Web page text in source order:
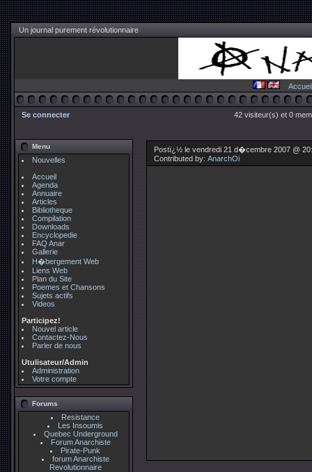
Un journal purement révolutionnaire
Accueil
Se connecter 42 visiteur(s) et 0
Menu
Nouvelles
Accueil
Agenda
Annuaire
Articles
Bibliotheque
Compilation
Downloads
Encyclopedie
FAQ Anar
Gallerie
H�bergement Web
Liens Web
Plan du Site
Poemes et Chansons
Sujets actifs
Videos
Participez!
Nouvel article
Contactez-Nous
Parler de nous
Utulisateur/Admin
Administration
Votre compte
Forums
Resistance
Les Insoumis
Quebec Underground
Forum Anarchiste
Pirate-Punk
forum Anarchiste
Revolutionnaire
Postï¿½ le vendredi 21 d�cembre 2007 @
Contributed by: AnarchOi